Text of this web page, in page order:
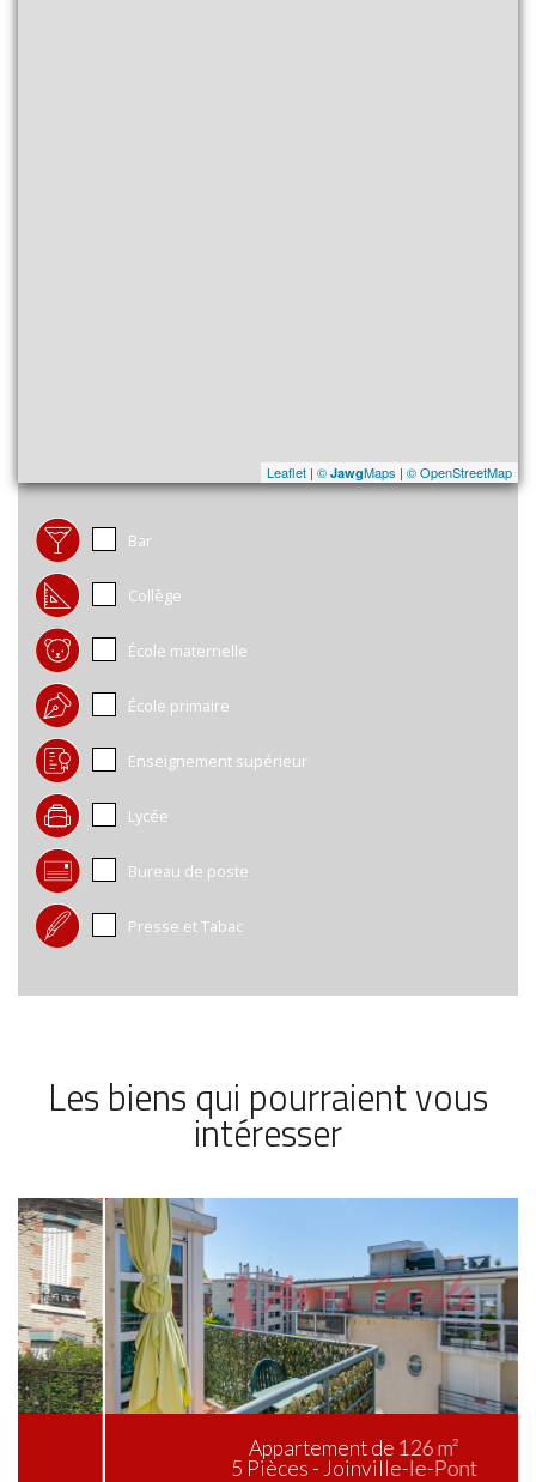
Leaflet | © JawgMaps | © OpenStreetMap
Bar
Collège
École maternelle
École primaire
Enseignement supérieur
Lycée
Bureau de poste
Presse et Tabac
Les biens qui pourraient vous
intéresser
Appartement de 126 m²
5 Pièces - Joinville-le-Pont